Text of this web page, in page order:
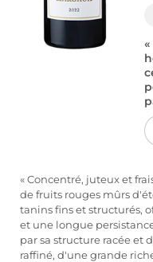
« Concentré, juteux et
de fruits rouges mûrs
tanins fins et structurés,
et une longue
par sa structure racée et
raffiné, d'une grande